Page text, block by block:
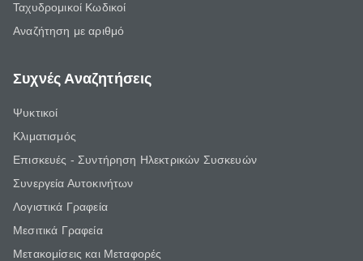
Ταχυδρομικοί Κωδικοί
Αναζήτηση με αριθμό
Συχνές Αναζητήσεις
Ψυκτικοί
Κλιματισμός
Επισκευές - Συντήρηση Ηλεκτρικών Συσκευών
Συνεργεία Αυτοκινήτων
Λογιστικά Γραφεία
Μεσιτικά Γραφεία
Μετακομίσεις και Μεταφορές